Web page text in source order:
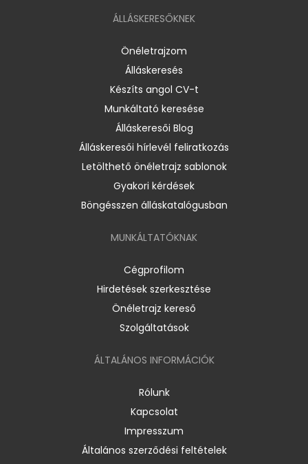
ÁLLÁSKERESŐKNEK
Önéletrajzom
Álláskeresés
Készíts angol CV-t
Munkáltató keresése
Álláskeresői Blog
Álláskeresői hírlevél feliratkozás
Letölthető önéletrajz sablonok
Gyakori kérdések
Böngésszen álláskatalógusban
MUNKÁLTATÓKNAK
Cégprofilom
Hirdetések szerkesztése
Önéletrajz kereső
Szolgáltatások
ÁLTALÁNOS INFORMÁCIÓK
Rólunk
Kapcsolat
Impresszum
Általános szerződési feltételek